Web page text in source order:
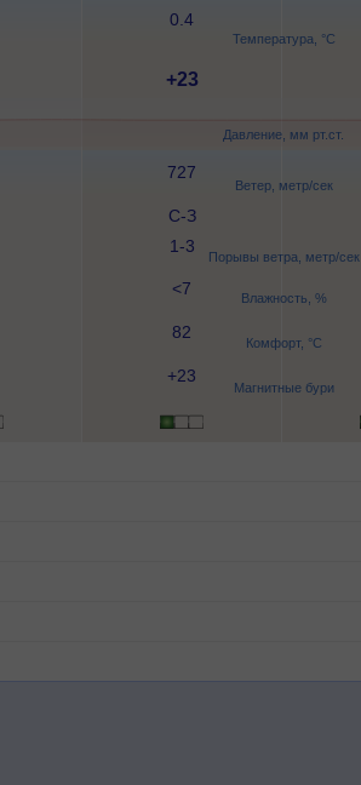
Температура, °C
Давление, мм рт.ст.
Ветер, метр/сек
Порывы ветра, метр/сек
Влажность, %
Комфорт, °C
Магнитные бури
0.4
+23
727
С-З
1-3
<7
82
+23